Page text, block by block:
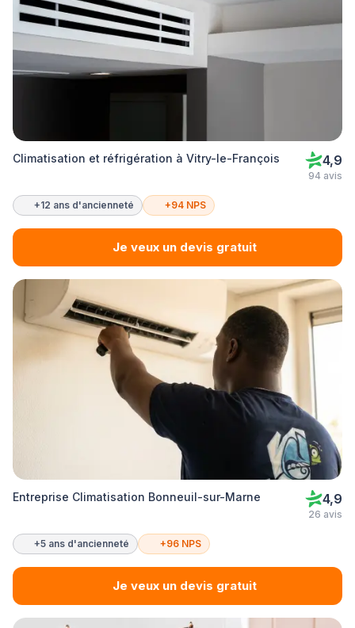
Climatisation et réfrigération à Vitry-le-François 4,9
94 avis
+12 ans d'ancienneté +94 NPS
Je veux un devis gratuit
Entreprise Climatisation Bonneuil-sur-Marne 4,9
26 avis
+5 ans d'ancienneté +96 NPS
Je veux un devis gratuit